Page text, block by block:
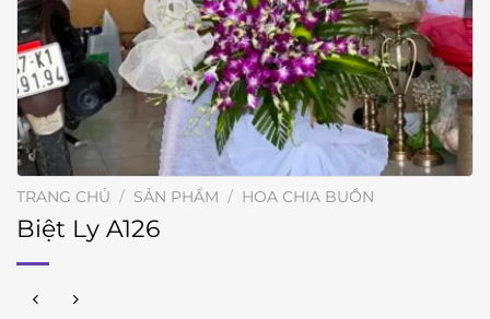
TRANG CHỦ / SẢN PHẨM / HOA CHIA BUỒN
Biệt Ly A126